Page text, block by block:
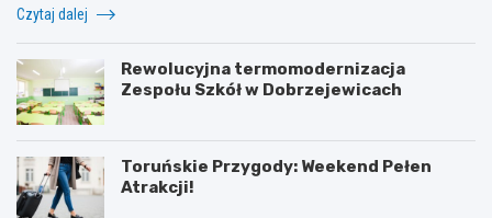
Czytaj dalej
Rewolucyjna termomodernizacja
Zespołu Szkół w Dobrzejewicach
Toruńskie Przygody: Weekend Pełen
Atrakcji!